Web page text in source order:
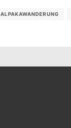
ALPAKAWANDERUNG